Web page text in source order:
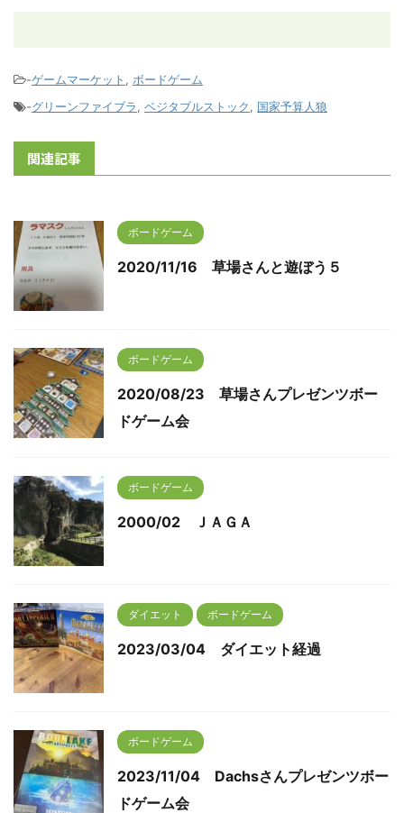
-ゲームマーケット , ボードゲーム
-グリーンファイブラ, ベジタブルストック, 国家予算人狼
関連記事
ボードゲーム
2020/11/16 草場さんと遊ぼう５
ボードゲーム
2020/08/23 草場さんプレゼンツボー
ドゲーム会
ボードゲーム
2000/02 ＪＡＧＡ
ダイエット ボードゲーム
2023/03/04 ダイエット経過
ボードゲーム
2023/11/04 Dachsさんプレゼンツボー
ドゲーム会